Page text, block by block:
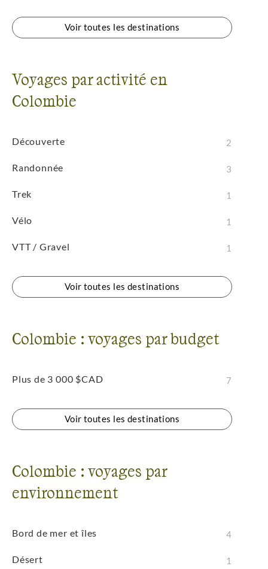
Voir toutes les destinations
Voyages par activité en
Colombie
Découverte 2
Randonnée 3
Trek 1
Vélo 1
VTT / Gravel 1
Voir toutes les destinations
Colombie : voyages par budget
Plus de 3 000 $CAD 7
Voir toutes les destinations
Colombie : voyages par
environnement
Bord de mer et îles 4
Désert 1